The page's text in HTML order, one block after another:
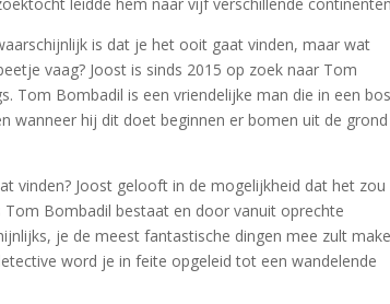
is dat je het ooit gaat vinden, maar wat
vaag? Joost is sinds 2015 op zoek naar Tom
Tom Bombadil is een vriendelijke man die in een bos
wanneer hij dit doet beginnen er bomen uit de
vinden? Joost gelooft in de mogelijkheid dat het zou
Bombadil bestaat en door vanuit oprechte
je de meest fantastische dingen mee zult
word je in feite opgeleid tot een wandelende